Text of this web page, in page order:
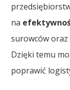
na
surowców oraz
Dzięki temu
poprawić